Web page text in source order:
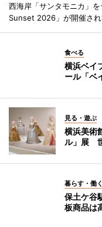
西海岸「サンタモニカ」
Sunset 2026」が開催され
食べる
横浜ベイ
ール「ベ
見る・遊ぶ
横浜美術
ル」展
暮らす・働く
保土ケ谷
板商品は